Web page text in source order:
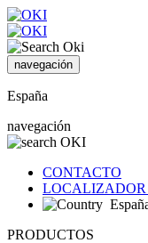
navegación
España
navegación
CONTACTO
LOCALIZADOR
PRODUCTOS